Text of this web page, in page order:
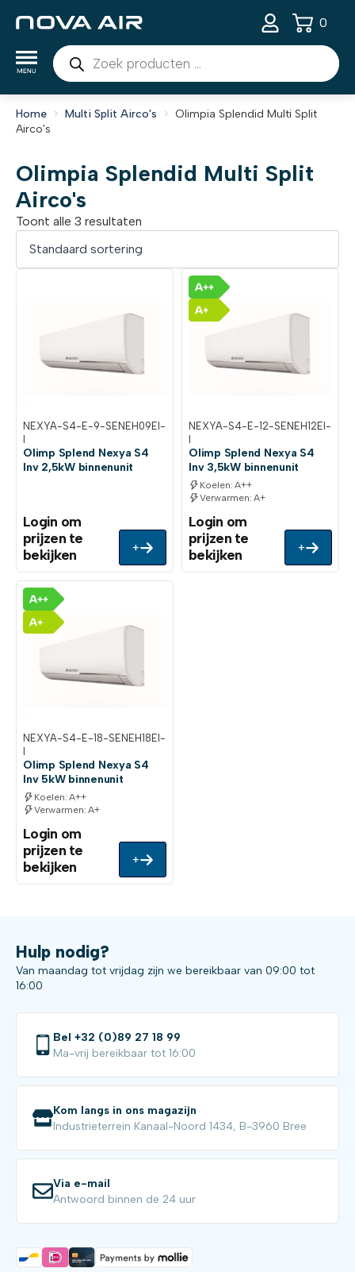
Producten
zoeken
0
Home Multi Split Airco's
Olimpia Splendid Multi Split
Airco's
Olimpia Splendid Multi Split
Airco's
Toont alle 3 resultaten
NEXYA-S4-E-9-SENEH09EI-
Olimp Splend Nexya S4
Inv 2,5kW binnenunit
Login om
prijzen te
bekijken
+
Koelen: A++
Verwarmen: A+
NEXYA-S4-E-12-SENEH12EI-
Olimp Splend Nexya S4
Inv 3,5kW binnenunit
Login om
prijzen te
bekijken
+
Koelen: A++
Verwarmen: A+
NEXYA-S4-E-18-SENEH18EI-
Olimp Splend Nexya S4
Inv 5kW binnenunit
Login om
prijzen te
bekijken
+
Hulp nodig?
Van maandag tot vrijdag zijn we bereikbaar van 09:00 tot
16:00
Bel +32 (0)89 27 18 99
Ma-vrij bereikbaar tot 16:00
Kom langs in ons magazijn
Industrieterrein Kanaal-Noord 1434, B-3960 Bree
Via e-mail
Antwoord binnen de 24 uur